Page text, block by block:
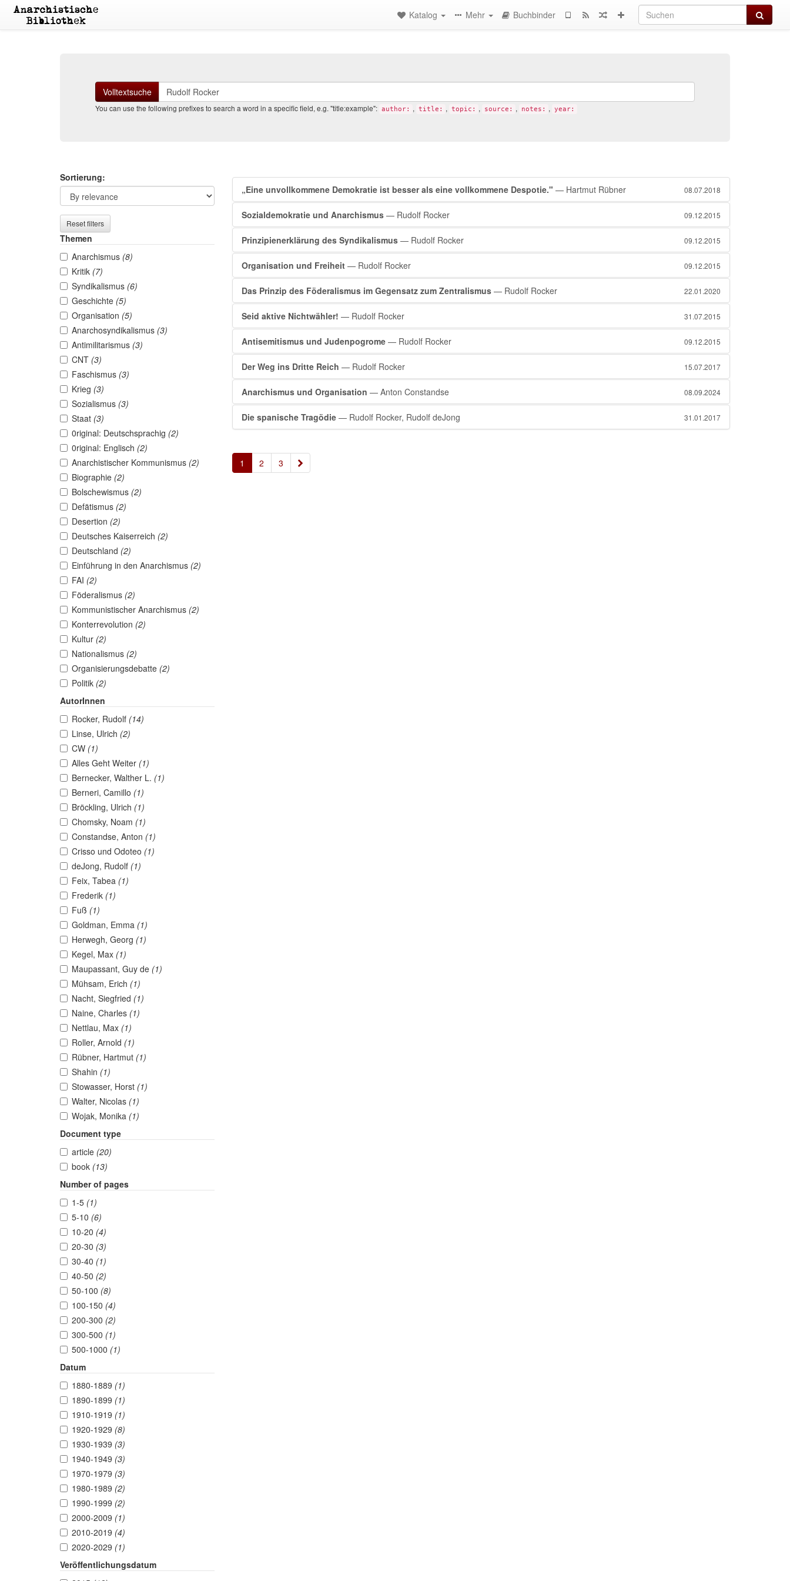
Suchen
Katalog Mehr Buchbinder
Volltextsuche
You can use the following prefixes to search a word in a specific field, e.g. "title:example": author: , title: , topic: , source: , notes: , year:
Search
filters
Sortierung:
Reset filters
Themen
Anarchismus (8)
Kritik (7)
Syndikalismus (6)
Geschichte (5)
Organisation (5)
Anarchosyndikalismus (3)
Antimilitarismus (3)
CNT (3)
Faschismus (3)
Krieg (3)
Sozialismus (3)
Staat (3)
0riginal: Deutschsprachig (2)
0riginal: Englisch (2)
Anarchistischer Kommunismus (2)
Biographie (2)
Bolschewismus (2)
Defätismus (2)
Desertion (2)
Deutsches Kaiserreich (2)
Deutschland (2)
Einführung in den Anarchismus (2)
FAI (2)
Föderalismus (2)
Kommunistischer Anarchismus (2)
Konterrevolution (2)
Kultur (2)
Nationalismus (2)
Organisierungsdebatte (2)
Politik (2)
AutorInnen
Rocker, Rudolf (14)
Linse, Ulrich (2)
CW (1)
Alles Geht Weiter (1)
Bernecker, Walther L. (1)
Berneri, Camillo (1)
Bröckling, Ulrich (1)
Chomsky, Noam (1)
Constandse, Anton (1)
Crisso und Odoteo (1)
deJong, Rudolf (1)
Feix, Tabea (1)
Frederik (1)
Fuß (1)
Goldman, Emma (1)
Herwegh, Georg (1)
Kegel, Max (1)
Maupassant, Guy de (1)
Mühsam, Erich (1)
Nacht, Siegfried (1)
Naine, Charles (1)
Nettlau, Max (1)
Roller, Arnold (1)
Rübner, Hartmut (1)
Shahin (1)
Stowasser, Horst (1)
Walter, Nicolas (1)
Wojak, Monika (1)
Document type
article (20)
book (13)
Number of pages
1-5 (1)
5-10 (6)
10-20 (4)
20-30 (3)
30-40 (1)
40-50 (2)
50-100 (8)
100-150 (4)
200-300 (2)
300-500 (1)
500-1000 (1)
Datum
1880-1889 (1)
1890-1899 (1)
1910-1919 (1)
1920-1929 (8)
1930-1939 (3)
1940-1949 (3)
1970-1979 (3)
1980-1989 (2)
1990-1999 (2)
2000-2009 (1)
2010-2019 (4)
2020-2029 (1)
Veröffentlichungsdatum
Search
results
„Eine unvollkommene Demokratie ist besser als eine vollkommene Despotie." — Hartmut Rübner 08.07.2018
Sozialdemokratie und Anarchismus— Rudolf Rocker 09.12.2015
Prinzipienerklärung des Syndikalismus— Rudolf Rocker 09.12.2015
Organisation und Freiheit— Rudolf Rocker 09.12.2015
Das Prinzip des Föderalismus im Gegensatz zum Zentralismus— Rudolf Rocker 22.01.2020
Seid aktive Nichtwähler! — Rudolf Rocker 31.07.2015
Antisemitismus und Judenpogrome— Rudolf Rocker 09.12.2015
Der Weg ins Dritte Reich — Rudolf Rocker 15.07.2017
Anarchismus und Organisation — Anton Constandse 08.09.2024
Die spanische Tragödie— Rudolf Rocker, Rudolf deJong 31.01.2017
1 2 3 »